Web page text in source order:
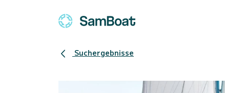
Suchergebnisse